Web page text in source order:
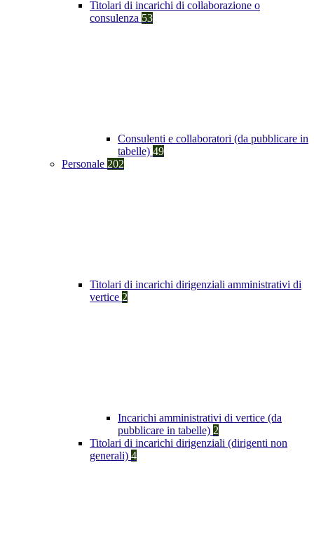
Titolari di incarichi di collaborazione o
consulenza 53
Consulenti e collaboratori (da pubblicare in
tabelle) 49
Personale 202
Titolari di incarichi dirigenziali amministrativi di
vertice 2
Incarichi amministrativi di vertice (da
pubblicare in tabelle) 2
Titolari di incarichi dirigenziali (dirigenti non
generali) 4